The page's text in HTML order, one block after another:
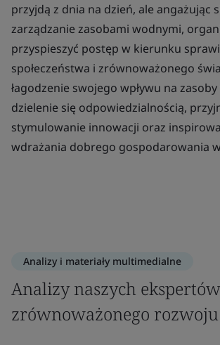
przyjdą z dnia na dzień, ale angażując
zarządzanie zasobami wodnymi,
przyspieszyć postęp w kierunku
społeczeństwa i zrównoważonego
łagodzenie swojego wpływu na
dzielenie się odpowiedzialnością,
stymulowanie innowacji oraz
wdrażania dobrego gospodarowania
Analizy i materiały multimedialne
Analizy naszych
zrównoważonego rozwoju